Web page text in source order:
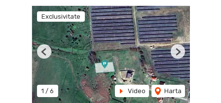
Exclusivitate
1 / 6 Video Harta
Previous Next